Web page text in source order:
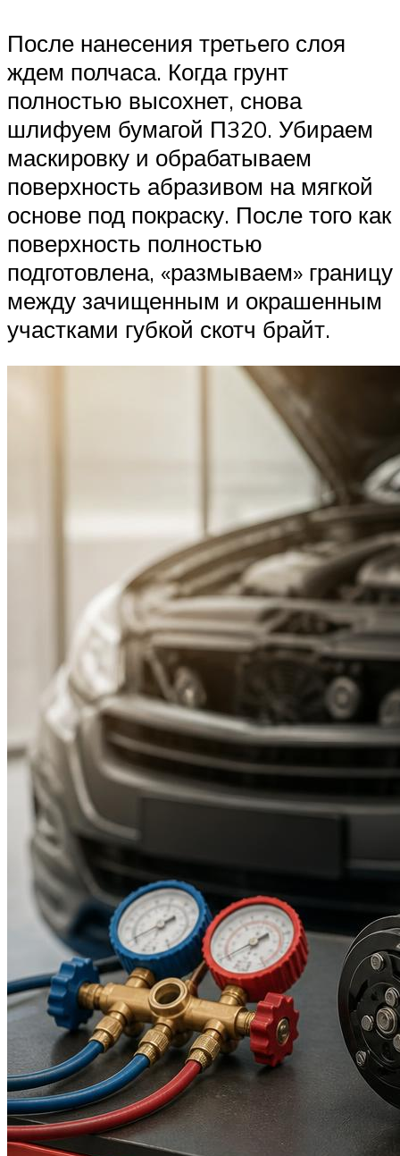
После нанесения третьего слоя
ждем полчаса. Когда грунт
полностью высохнет, снова
шлифуем бумагой П320. Убираем
маскировку и обрабатываем
поверхность абразивом на мягкой
основе под покраску. После того как
поверхность полностью
подготовлена, «размываем» границу
между зачищенным и окрашенным
участками губкой скотч брайт.